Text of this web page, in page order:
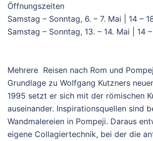
Öffnungszeiten
Samstag – Sonntag, 6. – 7. Mai | 14 –
Samstag – Sonntag, 13. – 14. Mai | 14
Mehrere Reisen nach Rom und
Grundlage zu Wolfgang Kutzners
1995 setzt er sich mit der römischen
auseinander. Inspirationsquellen sind
Wandmalereien in Pompeji. Daraus
eigene Collagiertechnik, bei der die